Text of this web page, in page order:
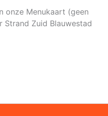
onze Menukaart (geen
Zuid Blauwestad